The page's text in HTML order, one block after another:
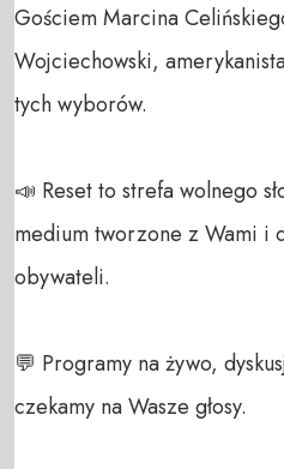
Gościem Marcina
Wojciechowski,
tych wyborów.
📣 Reset to strefa wolnego
medium tworzone z Wami i
obywateli.
💬 Programy na żywo,
czekamy na Wasze głosy.